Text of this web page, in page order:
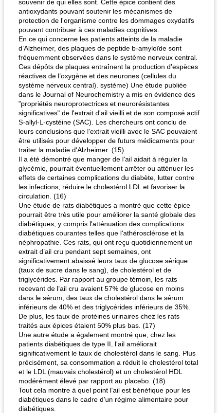
souvenir de qui elles sont. Cette épice contient des
antioxydants pouvant soutenir les mécanismes de
protection de l'organisme contre les dommages oxydatifs
pouvant contribuer à ces maladies cognitives.
En ce qui concerne les patients atteints de la maladie
d’Alzheimer, des plaques de peptide b-amyloïde sont
fréquemment observées dans le système nerveux central.
Ces dépôts de plaques entraînent la production d’espèces
réactives de l’oxygène et des neurones (cellules du
système nerveux central). système) Une étude publiée
dans le Journal of Neurochemistry a mis en évidence des
"propriétés neuroprotectrices et neurorésistantes
significatives" de l'extrait d'ail vieilli et de son composé actif
S-allyl-L-cystéine (SAC). Les chercheurs ont conclu de
leurs conclusions que l'extrait vieilli avec le SAC pouvaient
être utilisés pour développer de futurs médicaments pour
traiter la maladie d'Alzheimer. (15)
Il a été démontré que manger de l'ail aidait à réguler la
glycémie, pourrait éventuellement arrêter ou atténuer les
effets de certaines complications du diabète, lutter contre
les infections, réduire le cholestérol LDL et favoriser la
circulation. (16)
Une étude de rats diabétiques a montré que cette épice
pourrait être très utile pour améliorer la santé globale des
diabétiques, y compris l'atténuation des complications
diabétiques courantes telles que l'athérosclérose et la
néphropathie. Ces rats, qui ont reçu quotidiennement un
extrait d’ail cru pendant sept semaines, ont
significativement abaissé leurs taux de glucose sérique
(taux de sucre dans le sang), de cholestérol et de
triglycérides. Par rapport au groupe témoin, les rats
recevant de l'ail cru avaient 57% de glucose en moins
dans le sérum, des taux de cholestérol dans le sérum
inférieurs de 40% et des triglycérides inférieurs de 35%.
De plus, les taux de protéines urinaires chez les rats
traités aux épices étaient 50% plus bas. (17)
Une autre étude a également montré que, chez les
patients diabétiques de type II, l'ail améliorait
significativement le taux de cholestérol dans le sang. Plus
précisément, sa consommation a réduit le cholestérol total
et le LDL (mauvais cholestérol) et un cholestérol HDL
modérément élevé par rapport au placebo. (18)
Tout cela montre à quel point l'ail est bénéfique pour les
diabétiques dans le cadre d'un régime alimentaire pour
diabétiques.